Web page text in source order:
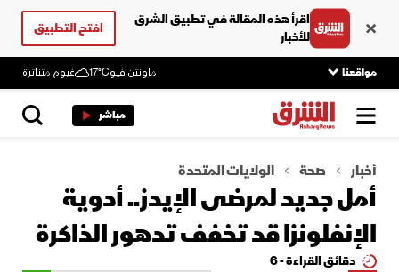
اقرأ هذه المقالة في تطبيق الشرق
للأخبار
افتح التطبيق
مواقعنا ماونتن فيو17°C غيوم متناثرة
مباشر
أخبار صحة الولايات المتحدة
أمل جديد لمرضى الإيدز.. أدوية
الإنفلونزا قد تخفف تدهور الذاكرة
دقائق القراءة - 6